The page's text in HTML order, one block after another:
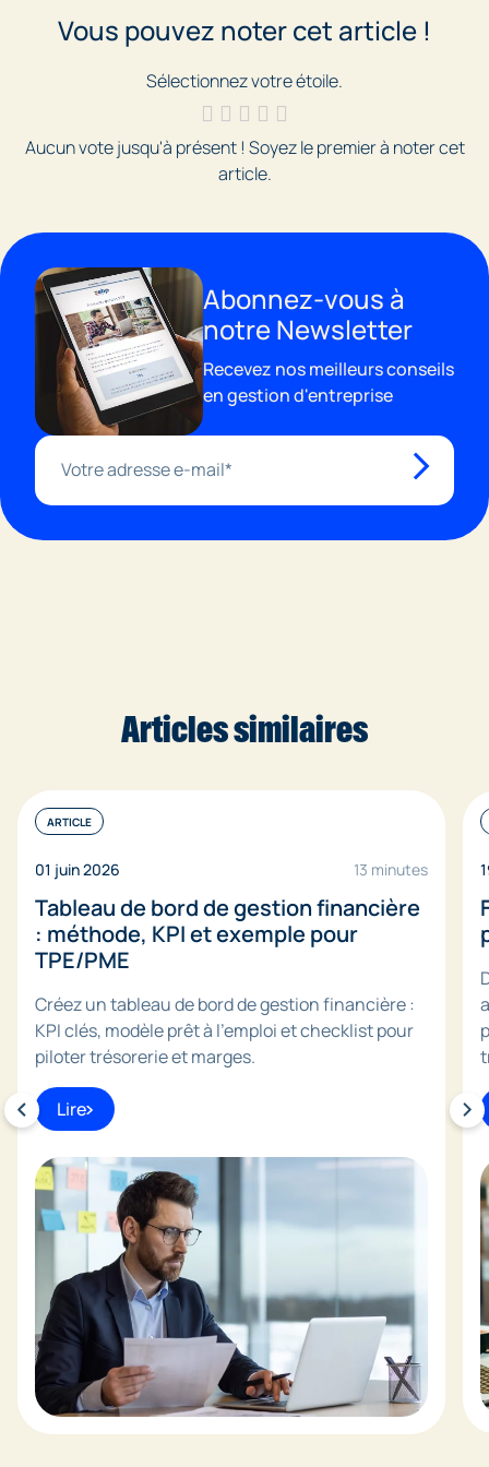
compétences comptables avancées. Vous gagnez
concentrez sur votre activité.
Vous pouvez noter cet article !
Sélectionnez votre étoile.
Aucun vote jusqu'à présent ! Soyez le premier à noter cet
article.
Abonnez-vous à
notre Newsletter
Recevez nos meilleurs conseils
en gestion d'entreprise
Articles similaires
ARTICLE
01 juin 2026 13 minutes
Tableau de bord de gestion financière
: méthode, KPI et exemple pour
TPE/PME
Créez un tableau de bord de gestion financière :
KPI clés, modèle prêt à l’emploi et checklist pour
piloter trésorerie et marges.
Lire